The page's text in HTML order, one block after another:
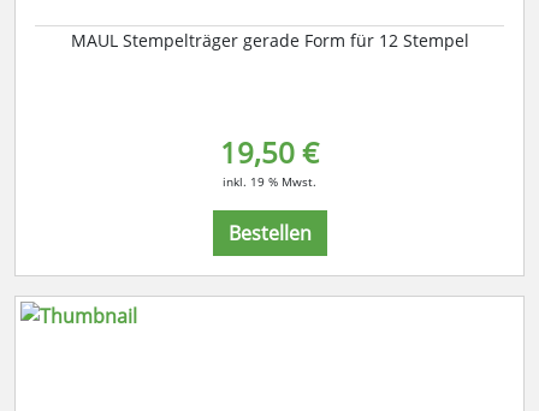
MAUL Stempelträger gerade Form für 12 Stempel
19,50 €
inkl. 19 % Mwst.
Bestellen